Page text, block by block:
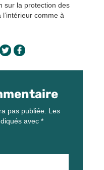
sur la protection des
comme à
pas publiée. Les
avec *